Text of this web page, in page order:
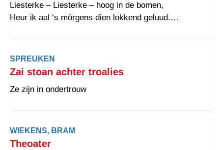
Liesterke – Liesterke – hoog in de bomen,
Heur ik aal ‘s mörgens dien lokkend geluud.
SPREUKEN
Zai stoan achter troalies
Ze zijn in ondertrouw
WIEKENS, BRAM
Theoater